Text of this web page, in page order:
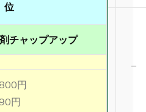
毛ハゲ
主、異
次元
男性型
脱毛症
(AGA)
他オー
–
位
チャップアップ
円
円